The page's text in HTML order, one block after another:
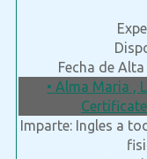
Fecha de
• Alma Maria ,
Imparte: Ingles a